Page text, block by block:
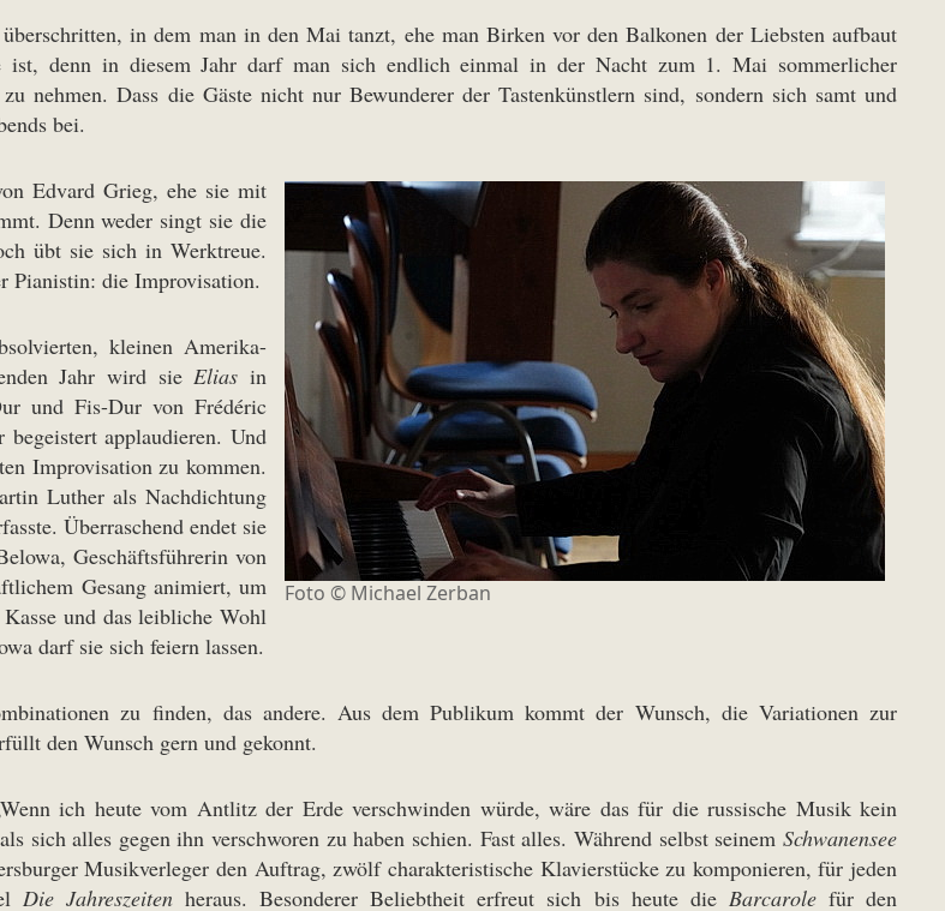
in dem man in den Mai tanzt, ehe man Birken vor den Balkonen der Liebsten aufbaut
ist, denn in diesem Jahr darf man sich endlich einmal in der Nacht zum 1. Mai sommerlicher
nehmen. Dass die Gäste nicht nur Bewunderer der Tastenkünstlern sind, sondern sich samt und
bei.
Foto © Michael Zerban
Edvard Grieg, ehe sie mit
Denn weder singt sie die
übt sie sich in Werktreue.
Pianistin: die Improvisation.
kleinen Amerika-
Jahr wird sieElias in
und Fis-Dur von Frédéric
applaudieren. Und
Improvisation zu kommen.
Luther als Nachdichtung
Überraschend endet sie
Geschäftsführerin von
Gesang animiert, um
und das leibliche Wohl
darf sie sich feiern lassen.
zu finden, das andere. Aus dem Publikum kommt der Wunsch, die Variationen zur
den Wunsch gern und gekonnt.
ich heute vom Antlitz der Erde verschwinden würde, wäre das für die russische Musik kein
sich alles gegen ihn verschworen zu haben schien. Fast alles. Während selbst seinem Schwanensee
Musikverleger den Auftrag, zwölf charakteristische Klavierstücke zu komponieren, für jeden
Die Jahreszeiten heraus. Besonderer Beliebtheit erfreut sich bis heute die Barcarolefür den